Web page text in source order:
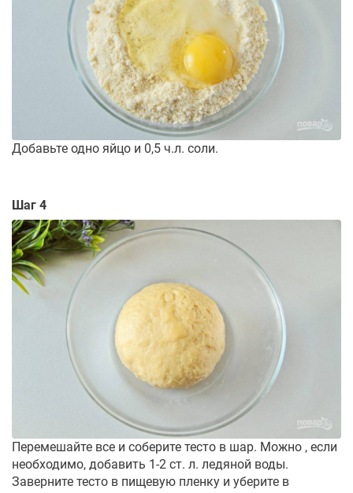
Добавьте одно яйцо и 0,5 ч.л. соли.
Шаг 4
Перемешайте все и соберите тесто в шар. Можно , если
необходимо, добавить 1-2 ст. л. ледяной воды.
Заверните тесто в пищевую пленку и уберите в